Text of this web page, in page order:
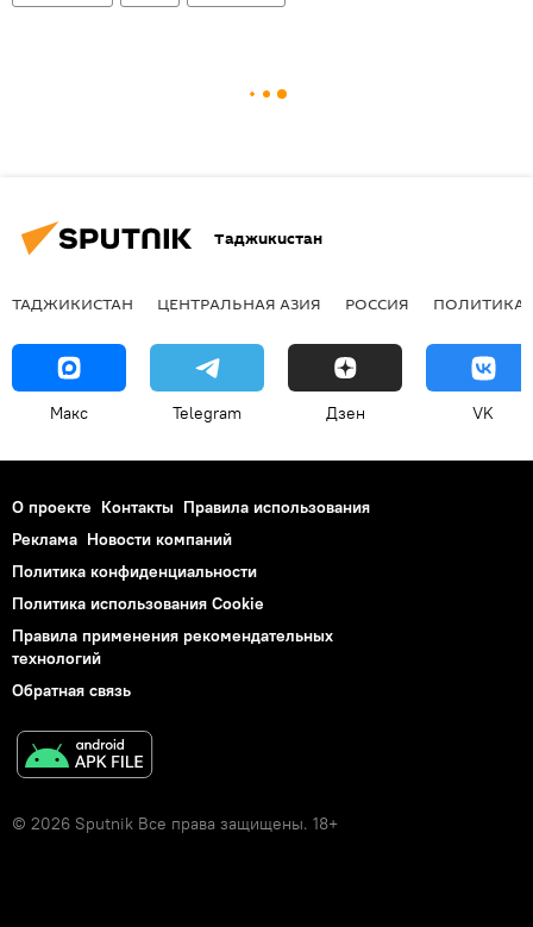
Таджикистан
ТАДЖИКИСТАН ЦЕНТРАЛЬНАЯ АЗИЯ РОССИЯ ПОЛИТИКА
Макс Telegram Дзен VK
О проекте Контакты Правила использования
Реклама Новости компаний
Политика конфиденциальности
Политика использования Cookie
Правила применения рекомендательных
технологий
Обратная связь
© 2026 Sputnik Все права защищены. 18+